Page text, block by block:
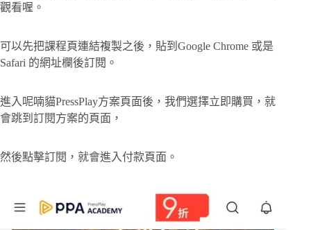
觀看喔。
可以先把課程頁連結複製之後，貼到Google Chrome 或是
Safari 的網址欄後訂閱。
進入呢喃貓PressPlay方案頁面後，我們選擇立即購買，就
會跳到訂閱方案的頁面，
然後點擊訂閱，就會進入付款頁面。